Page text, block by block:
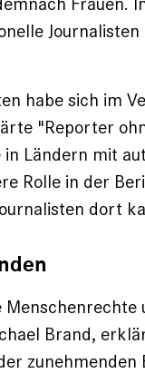
habe sich im
"Reporter
Ländern mit
Rolle in der
dort
Brand,
zunehmenden